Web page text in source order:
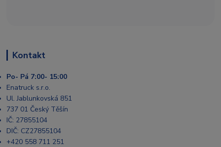
Kontakt
Po- Pá 7:00- 15:00
Enatruck s.r.o.
Ul. Jablunkovská 851
737 01 Český Těšín
IČ: 27855104
DIČ: CZ27855104
+420 558 711 251